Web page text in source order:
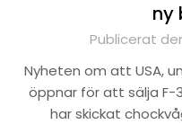
ny
Publicerat
Nyheten om att USA,
öppnar för att sälja F-
har skickat